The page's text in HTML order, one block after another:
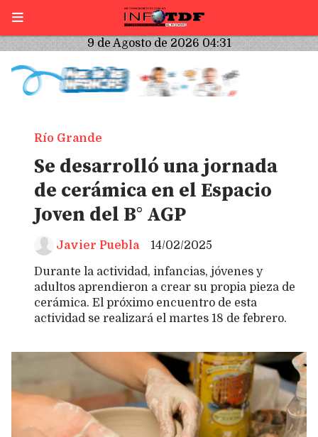
9 de Agosto de 2026 04:31
Se desarrolló una jornada
de cerámica en el Espacio
Joven del B° AGP
Durante la actividad, infancias, jóvenes y
adultos aprendieron a crear su propia pieza de
cerámica. El próximo encuentro de esta
actividad se realizará el martes 18 de febrero.
Río Grande
14/02/2025
Javier Puebla